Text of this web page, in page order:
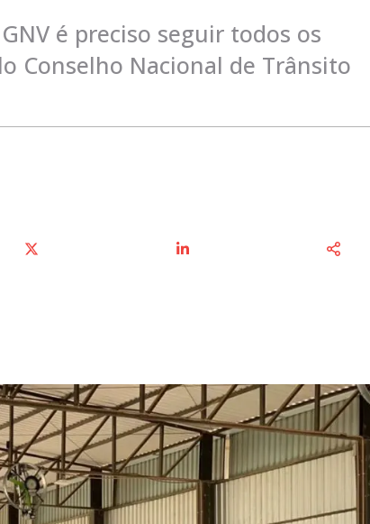
é preciso seguir todos os
Conselho Nacional de Trânsito